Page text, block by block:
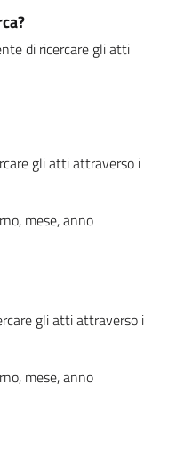
di ricercare gli atti
gli atti attraverso i
mese, anno
gli atti attraverso i
mese, anno